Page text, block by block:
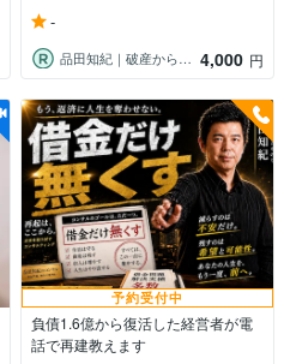
-
品田知紀｜破産から再起したコンサルタント 4,000 円
予約受付中
負債1.6億から復活した経営者が電
話で再建教えます